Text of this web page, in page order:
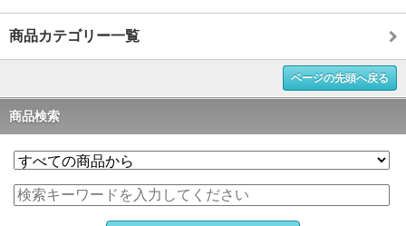
商品カテゴリー一覧
ページの先頭へ戻る
商品検索